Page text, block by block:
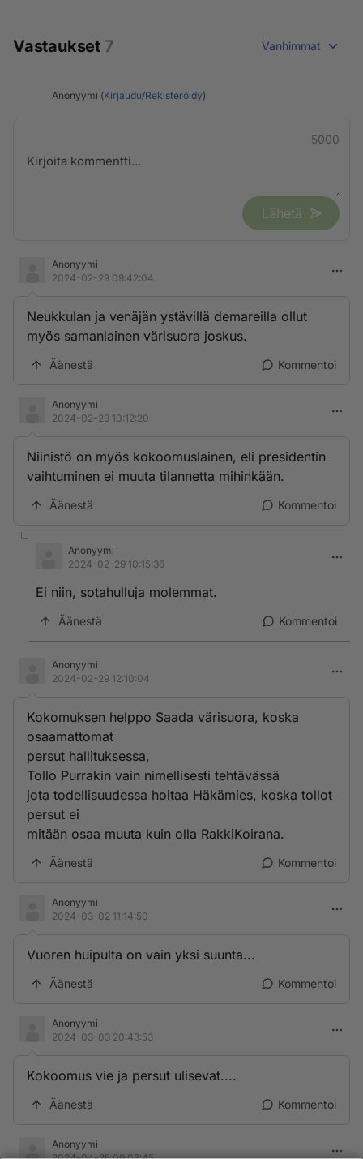
Vastaukset 7 Vanhimmat
Anonyymi (Kirjaudu/Rekisteröidy)
5000
Lähetä
Anonyymi
2024-02-29 09:42:04
Neukkulan ja venäjän ystävillä demareilla ollut
myös samanlainen värisuora joskus.
Äänestä Kommentoi
Anonyymi
2024-02-29 10:12:20
Niinistö on myös kokoomuslainen, eli presidentin
vaihtuminen ei muuta tilannetta mihinkään.
Äänestä Kommentoi
Anonyymi
2024-02-29 10:15:36
Ei niin, sotahulluja molemmat.
Äänestä Kommentoi
Anonyymi
2024-02-29 12:10:04
Kokomuksen helppo Saada värisuora, koska
osaamattomat
persut hallituksessa,
Tollo Purrakin vain nimellisesti tehtävässä
jota todellisuudessa hoitaa Häkämies, koska tollot
persut ei
mitään osaa muuta kuin olla RakkiKoirana.
Äänestä Kommentoi
Anonyymi
2024-03-02 11:14:50
Vuoren huipulta on vain yksi suunta...
Äänestä Kommentoi
Anonyymi
2024-03-03 20:43:53
Kokoomus vie ja persut ulisevat....
Äänestä Kommentoi
Anonyymi